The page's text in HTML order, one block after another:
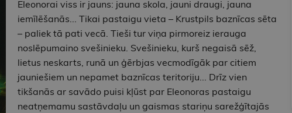
Eleonorai viss ir jauns: jauna skola, jauni draugi, jauna
iemīlēšanās... Tikai pastaigu vieta – Krustpils baznīcas sēta
– paliek tā pati vecā. Tieši tur viņa pirmoreiz ierauga
noslēpumaino svešinieku. Svešinieku, kurš negaisā sēž,
lietus neskarts, runā un ģērbjas vecmodīgāk par citiem
jauniešiem un nepamet baznīcas teritoriju... Drīz vien
tikšanās ar savādo puisi kļūst par Eleonoras pastaigu
neatņemamu sastāvdaļu un gaismas stariņu sarežģītajās